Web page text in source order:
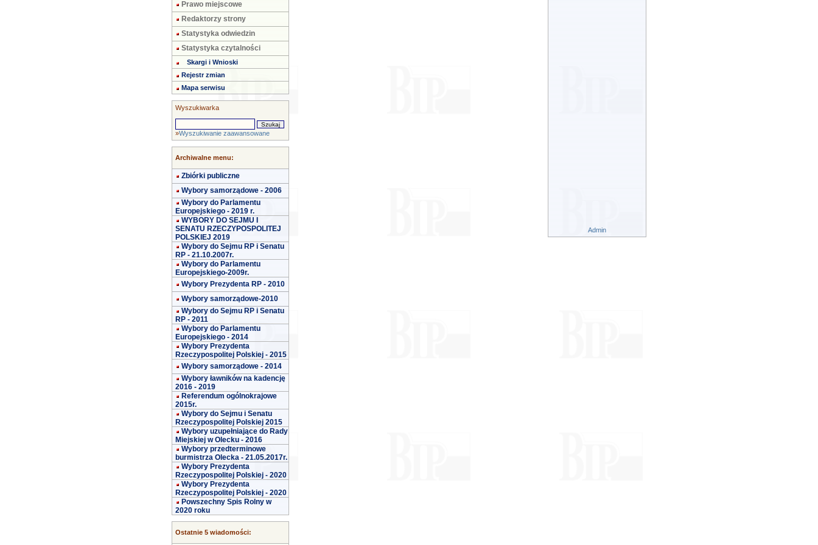
Prawo miejscowe
Redaktorzy strony
Statystyka odwiedzin
Statystyka czytalności
Skargi i Wnioski
Rejestr zmian
Mapa serwisu
Wyszukiwarka
»Wyszukiwanie zaawansowane
Archiwalne menu:
Zbiórki publiczne
Wybory samorządowe - 2006
Wybory do Parlamentu
Europejskiego - 2019 r.
WYBORY DO SEJMU I
SENATU RZECZYPOSPOLITEJ
POLSKIEJ 2019
Wybory do Sejmu RP i Senatu
RP - 21.10.2007r.
Wybory do Parlamentu
Europejskiego-2009r.
Wybory Prezydenta RP - 2010
Wybory samorządowe-2010
Wybory do Sejmu RP i Senatu
RP - 2011
Wybory do Parlamentu
Europejskiego - 2014
Wybory Prezydenta
Rzeczypospolitej Polskiej - 2015
Wybory samorządowe - 2014
Wybory ławników na kadencję
2016 - 2019
Referendum ogólnokrajowe
2015r.
Wybory do Sejmu i Senatu
Rzeczypospolitej Polskiej 2015
Wybory uzupełniające do Rady
Miejskiej w Olecku - 2016
Wybory przedterminowe
burmistrza Olecka - 21.05.2017r.
Wybory Prezydenta
Rzeczypospolitej Polskiej - 2020
Wybory Prezydenta
Rzeczypospolitej Polskiej - 2020
Powszechny Spis Rolny w
2020 roku
Ostatnie 5 wiadomości:
Admin